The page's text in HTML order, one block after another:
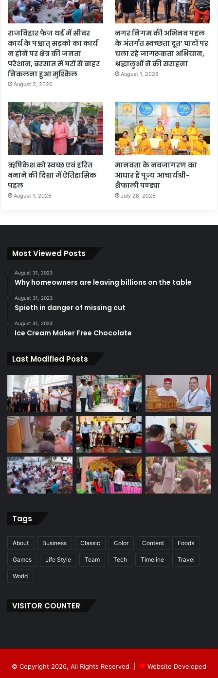
राजविहार फेज थर्ड में सीवर
कार्य के पश्चात् सड़को का कार्य
न होने पर क्षेत्र की जनता
परेशान, बरसात में घरों से बाहर
निकलना हुआ मुश्किल
August 2, 2026
नगर निगम की अभिनव पहल
के अंतर्गत स्वच्छता दूत’ घाटों पर
चला रहे जागरूकता अभियान,
श्रद्धालुओं ने की सराहना
August 1, 2026
ऋषिकेश को स्वच्छ एवं हरित
बनाने की दिशा में ऐतिहासिक
पहल
August 1, 2026
मानवता के नवजागरण का
आधार हैं पूज्य आचार्यश्री-
शैफाली पण्ड्या
July 28, 2026
Most Viewed Posts
August 31, 2023
Why homeowners are leaving billions on the table
August 31, 2023
Spieth in danger of missing cut
August 31, 2023
Ice Cream Maker Free Chocolate
Last Modified Posts
Tags
About Business Classic Color Content Foods
Games Life Style Team Tech Timeline Travel
World
VISITOR COUNTER
© Copyright 2026, All Rights Reserved | Website Developed